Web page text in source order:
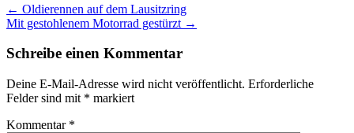
Post
navigation
← Oldierennen auf dem Lausitzring
Mit gestohlenem Motorrad gestürzt →
Schreibe einen Kommentar
Deine E-Mail-Adresse wird nicht veröffentlicht. Erforderliche
Felder sind mit * markiert
Kommentar *